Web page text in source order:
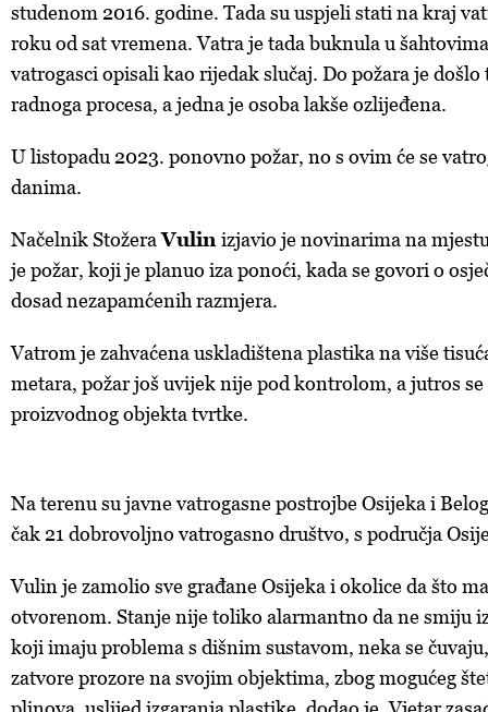
studenom 2016. godine. Tada su uspjeli stati na kraj
roku od sat vremena. Vatra je tada buknula u
vatrogasci opisali kao rijedak slučaj. Do požara je
radnoga procesa, a jedna je osoba lakše ozlijeđena.
U listopadu 2023. ponovno požar, no s ovim će se
danima.
Načelnik StožeraVulin izjavio je novinarima na
je požar, koji je planuo iza ponoći, kada se govori o
dosad nezapamćenih razmjera.
Vatrom je zahvaćena uskladištena plastika na više
metara, požar još uvijek nije pod kontrolom, a jutros
proizvodnog objekta tvrtke.
Na terenu su javne vatrogasne postrojbe Osijeka i
čak 21 dobrovoljno vatrogasno društvo, s područja
Vulin je zamolio sve građane Osijeka i okolice da što
otvorenom. Stanje nije toliko alarmantno da ne smiju
koji imaju problema s dišnim sustavom, neka se
zatvore prozore na svojim objektima, zbog mogućeg